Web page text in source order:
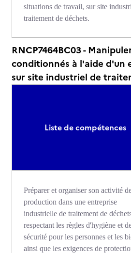
situations de travail, sur site
traitement de déchets.
RNCP7464BC03 -
conditionnés à l'aide d'un
sur site industriel de
Liste de compétences
Préparer et organiser son activité
production dans une entreprise
industrielle de traitement de
respectant les règles d'hygiène et
sécurité pour les personnes et les
ainsi que les exigences de